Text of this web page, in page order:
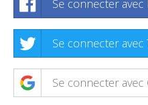
Se connecter avec
Se connecter avec
Se connecter avec